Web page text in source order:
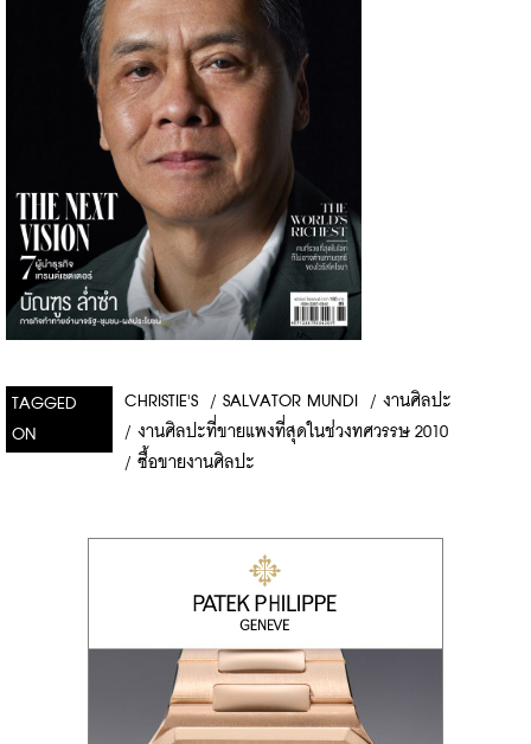
TAGGED
ON
CHRISTIE'S / SALVATOR MUNDI / งานศิลปะ
/ งานศิลปะที่ขายแพงที่สุดในช่วงทศวรรษ 2010
/ ซื้อขายงานศิลปะ